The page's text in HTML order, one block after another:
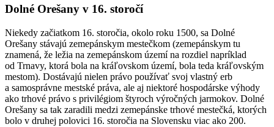
Dolné Orešany v 16. storočí
Niekedy začiatkom 16. storočia, okolo roku 1500, sa Dolné
Orešany stávajú zemepánskym mestečkom (zemepánskym tu
znamená, že ležia na zemepánskom území na rozdiel napríklad
od Trnavy, ktorá bola na kráľovskom území, bola teda kráľovským
mestom). Dostávajú nielen právo používať svoj vlastný erb
a samosprávne mestské práva, ale aj niektoré hospodárske výhody
ako trhové právo s privilégiom štyroch výročných jarmokov. Dolné
Orešany sa tak zaradili medzi zemepánske trhové mestečká, ktorých
bolo v druhej polovici 16. storočia na Slovensku viac ako 200.